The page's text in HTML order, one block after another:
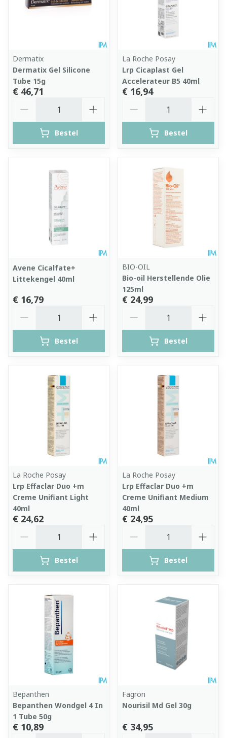
Dermatix
Dermatix Gel Silicone
Tube 15g
€ 46,71
Bestel
La Roche Posay
Lrp Cicaplast Gel
Accelerateur B5 40ml
€ 16,94
Bestel
Avene Cicalfate+
Littekengel 40ml
€ 16,79
Bestel
BIO-OIL
Bio-oil Herstellende Olie
125ml
€ 24,99
Bestel
La Roche Posay
Lrp Effaclar Duo +m
Creme Unifiant Light
40ml
€ 24,62
Bestel
La Roche Posay
Lrp Effaclar Duo +m
Creme Unifiant Medium
40ml
€ 24,95
Bestel
Bepanthen
Bepanthen Wondgel 4 In
1 Tube 50g
€ 10,89
Fagron
Nourisil Md Gel 30g
€ 34,95